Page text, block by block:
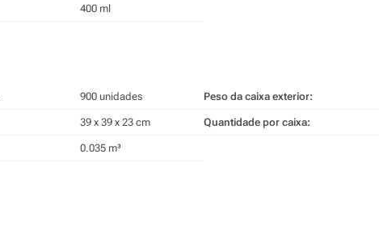
400 ml
900 unidades
39 x 39 x 23 cm
0.035 m³
Peso da caixa exterior:
Quantidade por caixa: